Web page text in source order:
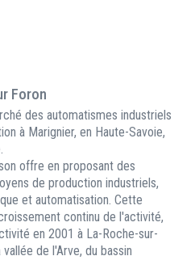
Foron
des automatismes industriels
à Marignier, en Haute-Savoie,
offre en proposant des
de production industriels,
et automatisation. Cette
continu de l'activité,
en 2001 à La-Roche-sur-
de l'Arve, du bassin